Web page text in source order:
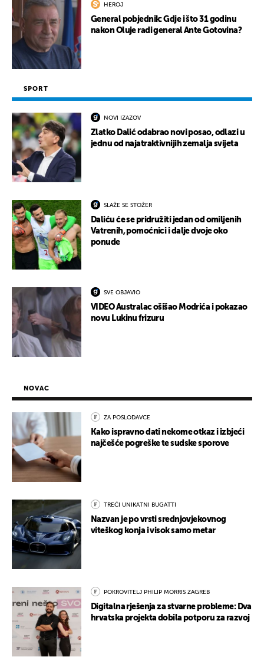
HEROJ
General pobjednik: Gdje i što 31 godinu
nakon Oluje radi general Ante Gotovina?
SPORT
NOVI IZAZOV
Zlatko Dalić odabrao novi posao, odlazi u
jednu od najatraktivnijih zemalja svijeta
SLAŽE SE STOŽER
Daliću će se pridružiti jedan od omiljenih
Vatrenih, pomoćnici i dalje dvoje oko
ponude
SVE OBJAVIO
VIDEO Australac ošišao Modrića i pokazao
novu Lukinu frizuru
NOVAC
ZA POSLODAVCE
Kako ispravno dati nekome otkaz i izbjeći
najčešće pogreške te sudske sporove
TREĆI UNIKATNI BUGATTI
Nazvan je po vrsti srednjovjekovnog
viteškog konja i visok samo metar
POKROVITELJ PHILIP MORRIS ZAGREB
Digitalna rješenja za stvarne probleme: Dva
hrvatska projekta dobila potporu za razvoj